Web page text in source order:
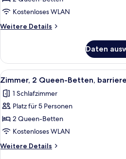
Ausstattung
für
(Roll-
in
Shower)
anzeigen
Kostenloses WLAN
Weitere Details
Weitere
2 Queen-
Betten,
Ausstattung
hörgeschädigte
Menschen
in
Shower)
Daten
Alle
Fotos
für
Zimmer,
2 Queen-
Betten,
barrierearme
Badewanne
Ein
4
Zimmer, 2 Queen-Betten,
1 Schlafzimmer
Platz für 5 Personen
2 Queen-Betten
Kostenloses WLAN
Weitere Details
Weitere